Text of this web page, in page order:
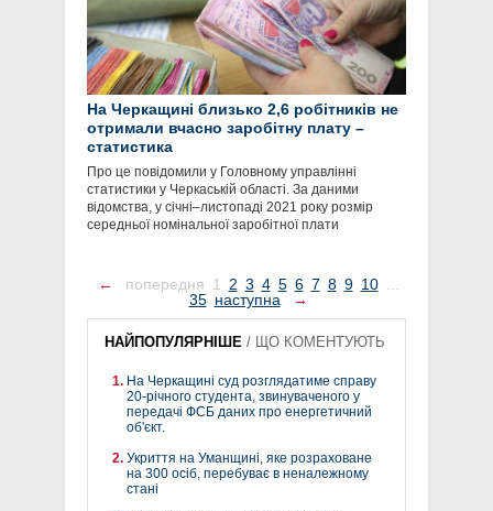
На Черкащині близько 2,6 робітників не
отримали вчасно заробітну плату –
статистика
Про це повідомили у Головному управлінні
статистики у Черкаській області. За даними
відомства, у січні–листопаді 2021 року розмір
середньої номінальної заробітної плати
← попередня 1 2 3 4 5 6 7 8 9 10 ...
35 наступна →
НАЙПОПУЛЯРНІШЕ / ЩО КОМЕНТУЮТЬ
На Черкащині суд розглядатиме справу
20-річного студента, звинуваченого у
передачі ФСБ даних про енергетичний
об'єкт.
Укриття на Уманщині, яке розраховане
на 300 осіб, перебуває в неналежному
стані